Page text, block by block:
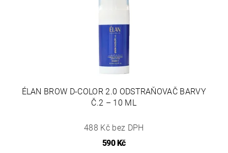
ÉLAN BROW D-COLOR 2.0 ODSTRAŇOVAČ BARVY
Č.2 – 10 ML
488 Kč bez DPH
590 Kč